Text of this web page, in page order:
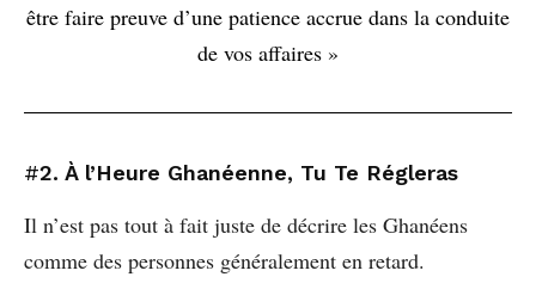
être faire preuve d’une patience accrue dans la conduite
de vos affaires »
#2. À l’Heure Ghanéenne, Tu Te Régleras
Il n’est pas tout à fait juste de décrire les Ghanéens
comme des personnes généralement en retard.